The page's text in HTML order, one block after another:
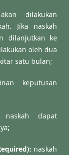
dilakukan
Jika naskah
dilanjutkan ke
oleh dua
satu bulan;
keputusan
naskah dapat
naskah